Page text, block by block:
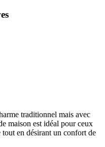
traditionnel mais avec
maison est idéal pour ceux
en désirant un confort de